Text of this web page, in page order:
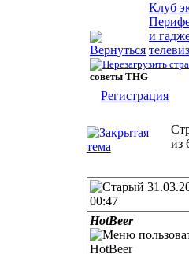
Клуб
и
советы THG
Регистрация
из
00:47
HotBeer